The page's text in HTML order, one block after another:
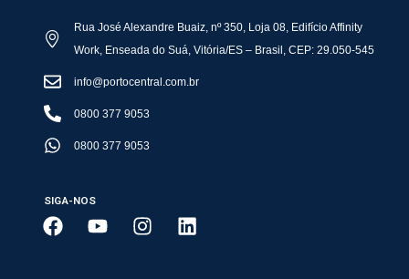
Rua José Alexandre Buaiz, nº 350, Loja 08, Edifício Affinity
Work, Enseada do Suá, Vitória/ES – Brasil, CEP: 29.050-545
info@portocentral.com.br
0800 377 9053
0800 377 9053
SIGA-NOS